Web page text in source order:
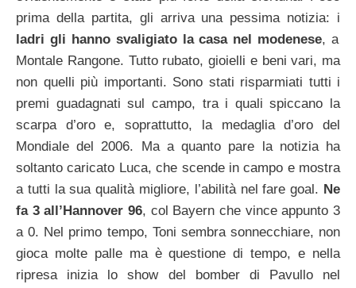
prima della partita, gli arriva una pessima notizia: i
ladri gli hanno svaligiato la casa nel modenese, a
Montale Rangone. Tutto rubato, gioielli e beni vari, ma
non quelli più importanti. Sono stati risparmiati tutti i
premi guadagnati sul campo, tra i quali spiccano la
scarpa d’oro e, soprattutto, la medaglia d’oro del
Mondiale del 2006. Ma a quanto pare la notizia ha
soltanto caricato Luca, che scende in campo e mostra
a tutti la sua qualità migliore, l’abilità nel fare goal. Ne
fa 3 all’Hannover 96, col Bayern che vince appunto 3
a 0. Nel primo tempo, Toni sembra sonnecchiare, non
gioca molte palle ma è questione di tempo, e nella
ripresa inizia lo show del bomber di Pavullo nel